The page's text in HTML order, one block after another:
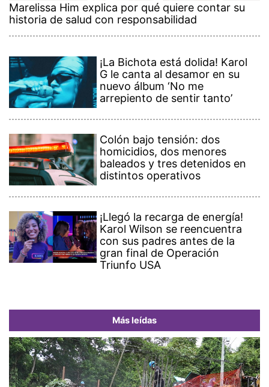
Marelissa Him explica por qué quiere contar su
historia de salud con responsabilidad
¡La Bichota está dolida! Karol
G le canta al desamor en su
nuevo álbum ‘No me
arrepiento de sentir tanto’
Colón bajo tensión: dos
homicidios, dos menores
baleados y tres detenidos en
distintos operativos
¡Llegó la recarga de energía!
Karol Wilson se reencuentra
con sus padres antes de la
gran final de Operación
Triunfo USA
Más leídas